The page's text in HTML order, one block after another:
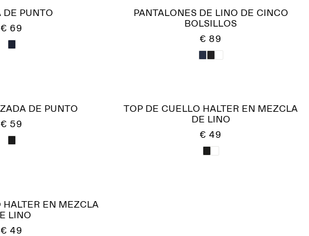
DE PUNTO
€ 69
PANTALONES DE LINO DE CINCO
BOLSILLOS
€ 89
DE PUNTO
€ 59
TOP DE CUELLO HALTER EN MEZCLA
DE LINO
€ 49
HALTER EN MEZCLA
LINO
€ 49